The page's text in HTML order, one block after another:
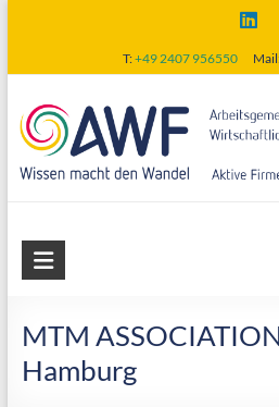
content
T:+49 2407 956550
AWF
wirtschaftliche
Fertigung
MTM
Hamburg